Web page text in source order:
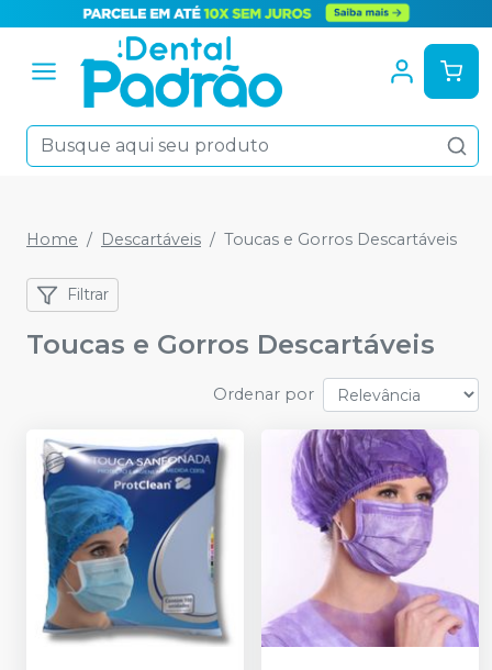
Home Descartáveis Toucas e Gorros Descartáveis
Filtrar
Toucas e Gorros Descartáveis
Ordenar por